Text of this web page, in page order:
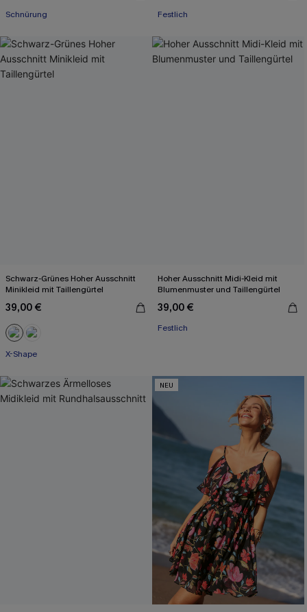
Schnürung Festlich
Schwarz-Grünes Hoher Ausschnitt
Minikleid mit Taillengürtel
39,00 €
X-Shape
Hoher Ausschnitt Midi-Kleid mit
Blumenmuster und Taillengürtel
39,00 €
Festlich
NEU